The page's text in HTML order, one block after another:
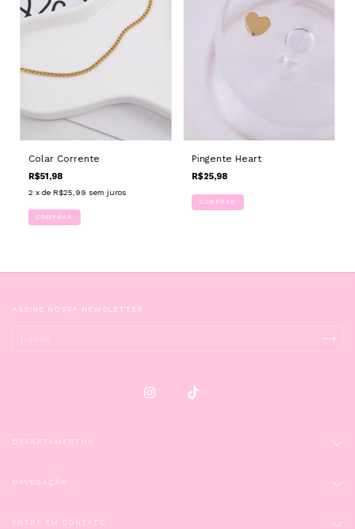
Colar Corrente
R$51,98
2 x de R$25,99 sem juros
Pingente Heart
R$25,98
ASSINE NOSSA NEWSLETTER
DEPARTAMENTOS
NAVEGAÇÃO
ENTRE EM CONTATO